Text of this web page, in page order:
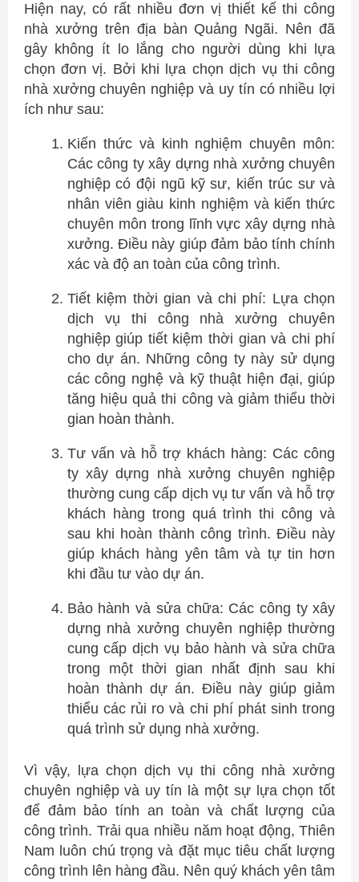
Hiện nay, có rất nhiều đơn vị thiết kế thi công
nhà xưởng trên địa bàn Quảng Ngãi. Nên đã
gây không ít lo lắng cho người dùng khi lựa
chọn đơn vị. Bởi khi lựa chọn dịch vụ thi công
nhà xưởng chuyên nghiệp và uy tín có nhiều lợi
ích như sau:
Kiến thức và kinh nghiệm chuyên môn:
Các công ty xây dựng nhà xưởng chuyên
nghiệp có đội ngũ kỹ sư, kiến trúc sư và
nhân viên giàu kinh nghiệm và kiến thức
chuyên môn trong lĩnh vực xây dựng nhà
xưởng. Điều này giúp đảm bảo tính chính
xác và độ an toàn của công trình.
Tiết kiệm thời gian và chi phí: Lựa chọn
dịch vụ thi công nhà xưởng chuyên
nghiệp giúp tiết kiệm thời gian và chi phí
cho dự án. Những công ty này sử dụng
các công nghệ và kỹ thuật hiện đại, giúp
tăng hiệu quả thi công và giảm thiểu thời
gian hoàn thành.
Tư vấn và hỗ trợ khách hàng: Các công
ty xây dựng nhà xưởng chuyên nghiệp
thường cung cấp dịch vụ tư vấn và hỗ trợ
khách hàng trong quá trình thi công và
sau khi hoàn thành công trình. Điều này
giúp khách hàng yên tâm và tự tin hơn
khi đầu tư vào dự án.
Bảo hành và sửa chữa: Các công ty xây
dựng nhà xưởng chuyên nghiệp thường
cung cấp dịch vụ bảo hành và sửa chữa
trong một thời gian nhất định sau khi
hoàn thành dự án. Điều này giúp giảm
thiểu các rủi ro và chi phí phát sinh trong
quá trình sử dụng nhà xưởng.
Vì vậy, lựa chọn dịch vụ thi công nhà xưởng
chuyên nghiệp và uy tín là một sự lựa chọn tốt
để đảm bảo tính an toàn và chất lượng của
công trình. Trải qua nhiều năm hoạt động, Thiên
Nam luôn chú trọng và đặt mục tiêu chất lượng
công trình lên hàng đầu. Nên quý khách yên tâm